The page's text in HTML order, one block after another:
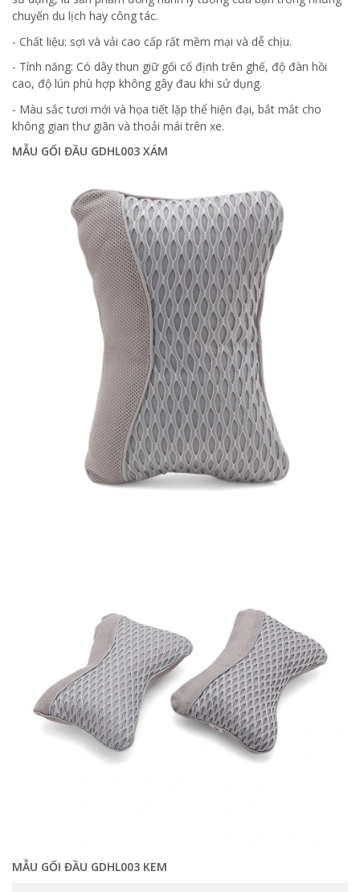
chuyến du lịch hay công tác.
- Chất liệu: sợi và vải cao cấp rất mềm mại và dễ chịu.
- Tính năng: Có dây thun giữ gối cố định trên ghế, độ đàn hồi
cao, độ lún phù hợp không gây đau khi sử dụng.
- Màu sắc tươi mới và họa tiết lặp thể hiện đại, bắt mắt cho
không gian thư giãn và thoải mái trên xe.
MẪU GỐI ĐẦU GDHL003 XÁM
MẪU GỐI ĐẦU GDHL003 KEM